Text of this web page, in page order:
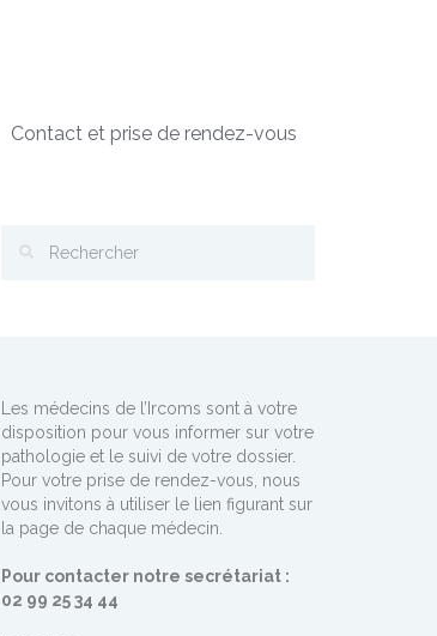
Contact et prise de rendez-vous
Les médecins de l’Ircoms sont à votre
disposition pour vous informer sur votre
pathologie et le suivi de votre dossier.
Pour votre prise de rendez-vous, nous
vous invitons à utiliser le lien figurant sur
la page de chaque médecin.
Pour contacter notre secrétariat :
02 99 25 34 44